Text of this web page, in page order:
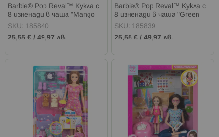
Barbie® Pop Reval™ Кукла с
8 изненади в чаша "Mango
Mochi"
SKU: 185840
25,55 € / 49,97 лв.
Barbie® Pop Reval™ Кукла с
8 изненади в чаша "Green
Tea"
SKU: 185839
25,55 € /49,97 лв.